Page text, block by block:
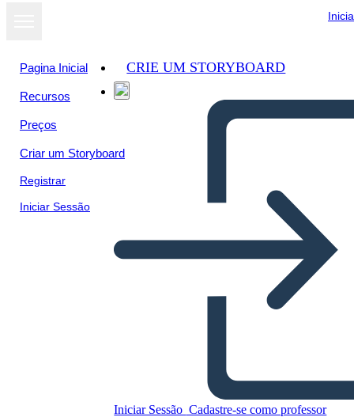
Pagina Inicial
Recursos
Preços
Criar um Storyboard
Registrar
Iniciar Sessão
CRIE UM STORYBOARD
Iniciar Sessão Cadastre-se como professor
Copie este storyboard
CRIAR UM STORYBOARD